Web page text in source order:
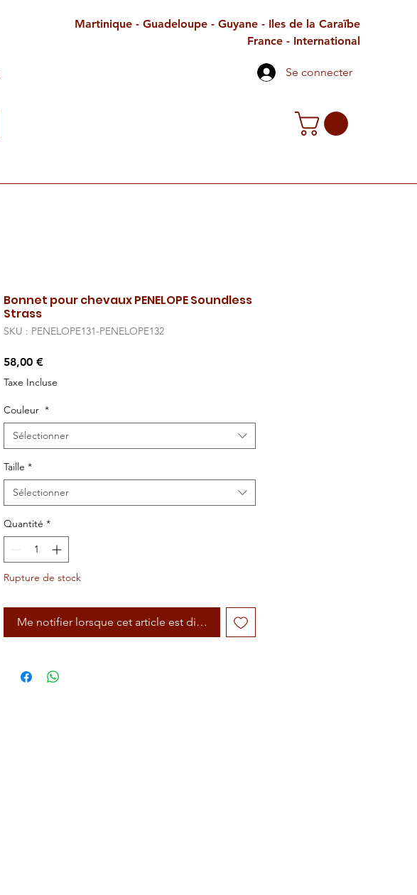
Martinique - Guadeloupe - Guyane - Iles de la Caraïbe
France - International
Se connecter
Bonnet pour chevaux PENELOPE Soundless
Strass
SKU : PENELOPE131-PENELOPE132
58,00 €Prix
Taxe Incluse
Couleur *
Sélectionner
Taille *
Sélectionner
Quantité *
Rupture de stock
Me notifier lorsque cet article est disponible